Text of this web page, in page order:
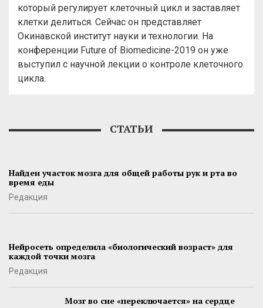
который регулирует клеточный цикл и заставляет
клетки делиться. Сейчас он представляет
Окинавской институт науки и технологии. На
конференции Future of Biomedicine-2019 он уже
выступил с научной лекции о контроле клеточного
цикла.
СТАТЬИ
Найден участок мозга для общей работы рук и рта во
время еды
Редакция
Нейросеть определила «биологический возраст» для
каждой точки мозга
Редакция
Мозг во сне «переключается» на сердце